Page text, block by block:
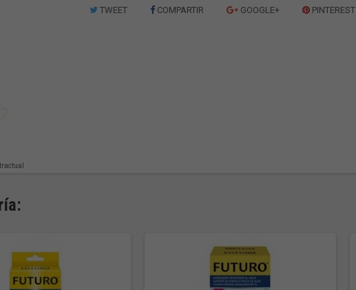
TWEET COMPARTIR GOOGLE+ PINTEREST